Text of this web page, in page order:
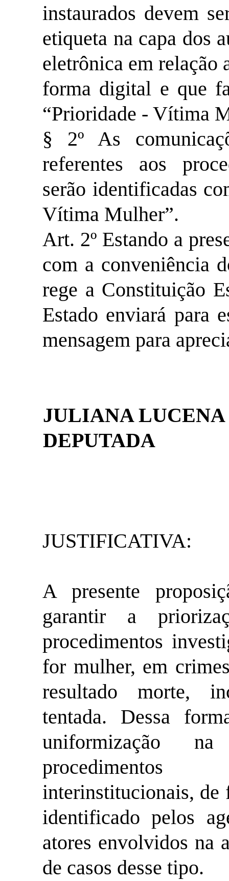
instaurados devem
etiqueta na capa dos
eletrônica em relação
forma digital e que
“Prioridade - Vítima
§ 2º As
referentes aos
serão identificadas
Vítima Mulher”.
Art. 2º Estando a
com a conveniência
rege a Constituição
Estado enviará para
mensagem para
JULIANA LUCENA
DEPUTADA
JUSTIFICATIVA:
A presente
garantir a
procedimentos
for mulher, em
resultado morte,
tentada. Dessa
uniformização
interinstitucionais,
identificado pelos
atores envolvidos na
de casos desse tipo.